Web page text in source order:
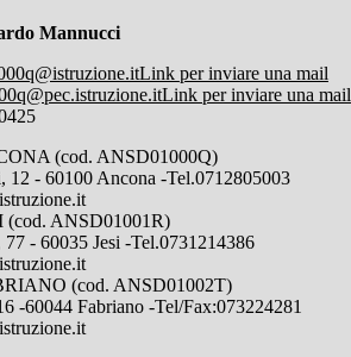
Mannucci
Link per inviare una mail
Link per inviare una mail
(cod. ANSD01000Q)
12 - 60100 Ancona -Tel.0712805003
(cod. ANSD01001R)
- 60035 Jesi -Tel.0731214386
(cod. ANSD01002T)
-60044 Fabriano -Tel/Fax:073224281